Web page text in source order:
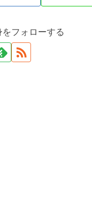
フォローする